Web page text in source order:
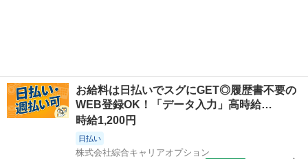
お給料は日払いでスグにGET◎履歴書不要の
WEB登録OK！「データ入力」高時給…
時給1,200円
日払い
株式会社綜合キャリアオプション